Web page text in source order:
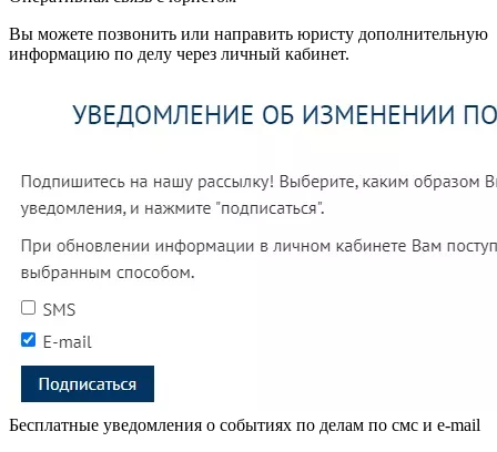
Вы можете позвонить или направить юристу дополнительную
информацию по делу через личный кабинет.
Бесплатные уведомления о событиях по делам по смс и e-mail